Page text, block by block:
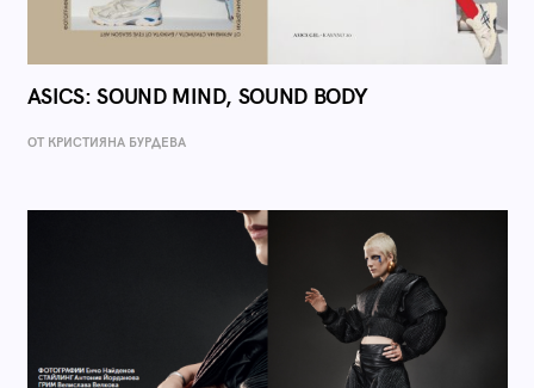
ASICS: SOUND MIND, SOUND BODY
ОТ КРИСТИЯНА БУРДЕВА